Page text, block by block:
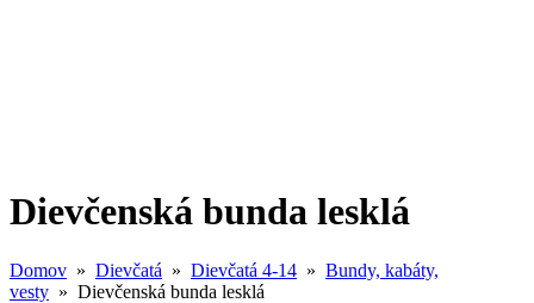
Dievčenská bunda lesklá
Domov » Dievčatá » Dievčatá 4-14 » Bundy, kabáty,
vesty » Dievčenská bunda lesklá